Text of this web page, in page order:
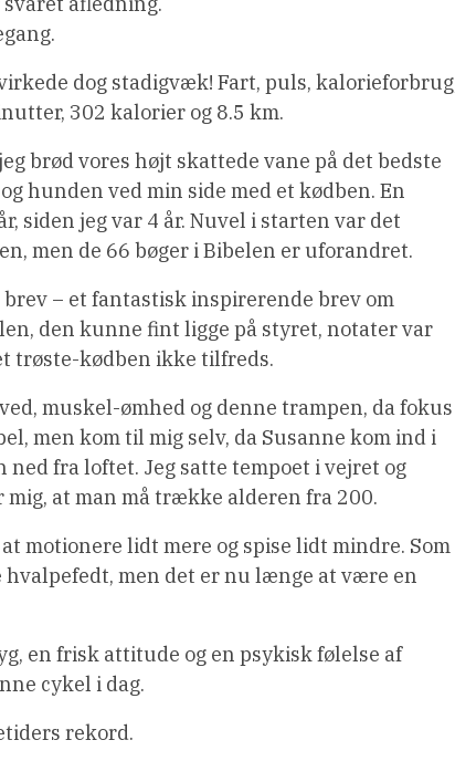
dog stadigvæk! Fart, puls,
302 kalorier og 8.5 km.
brød vores højt skattede vane på det bedste
hunden ved min side med et kødben. En
siden jeg var 4 år. Nuvel i starten var det
men de 66 bøger i Bibelen er uforandret.
brev – et fantastisk inspirerende brev om
den kunne fint ligge på styret, notater var
trøste-kødben ikke tilfreds.
muskel-ømhed og denne trampen, da fokus
men kom til mig selv, da Susanne kom ind i
fra loftet. Jeg satte tempoet i vejret og
at man må trække alderen fra 200.
motionere lidt mere og spise lidt mindre. Som
men det er nu længe at være en
en frisk attitude og en psykisk følelse af
cykel i dag.
rekord.